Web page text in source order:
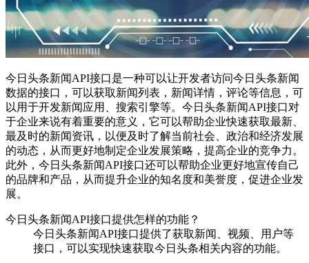
今日头条新闻API接口是一种可以让开发者访问今日头条新闻
数据的接口，可以获取新闻列表，新闻详情，评论等信息，可
以用于开发新闻应用、搜索引擎等。今日头条新闻API接口对
于企业来说有着重要的意义，它可以帮助企业快速获取最新、
最及时的新闻资讯，以便及时了解当前社会、政治和经济发展
的动态，从而更好地制定企业发展策略，提高企业的竞争力。
此外，今日头条新闻API接口还可以帮助企业更好地宣传自己
的品牌和产品，从而提升企业的知名度和美誉度，促进企业发
展。
今日头条新闻API接口提供怎样的功能？
今日头条新闻API接口提供了获取新闻、视频、用户等
接口，可以实现快速获取今日头条相关内容的功能。